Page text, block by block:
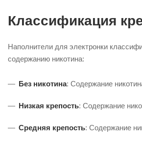
Классификация
Наполнители для электронки
содержанию никотина:
Без никотина: Содержание
Низкая крепость: Содержание
Средняя крепость: Содержание